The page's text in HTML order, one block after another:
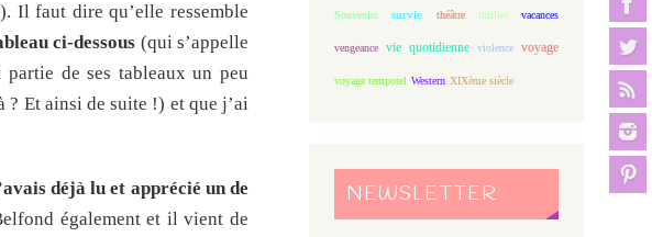
Il faut dire qu’elle ressemble
ci-dessous (qui s’appelle
de ses tableaux un peu
? Et ainsi de suite !) et que j’ai
déjà lu et apprécié un de
également et il vient de
Souvenirs survie théâtre thriller vacances
vengeance vie quotidienne violence voyage
voyage temporel Western XIXème siècle
NEWSLETTER